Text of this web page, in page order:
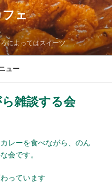
フェ
によってはスイーツ
ュー
雑談する会
レーを食べながら、のん
会です。
っています